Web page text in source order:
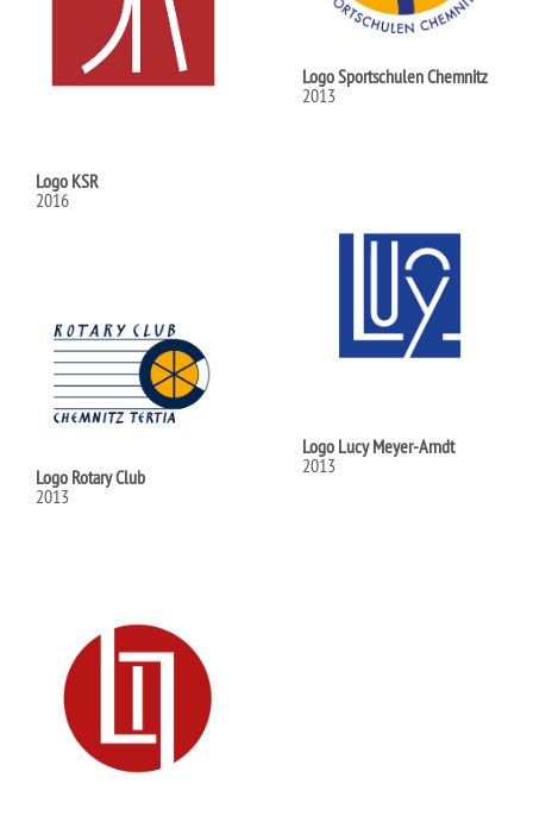
Logo KSR
2016
Logo Rotary Club
2013
Logo Sportschulen Chemnitz
2013
Logo Lucy Meyer-Arndt
2013